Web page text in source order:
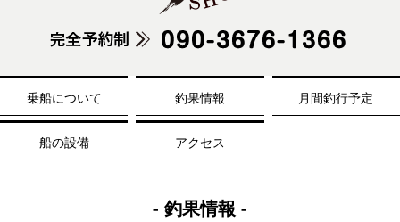
乗船について 釣果情報 月間釣行予定
船の設備 アクセス
- 釣果情報 -